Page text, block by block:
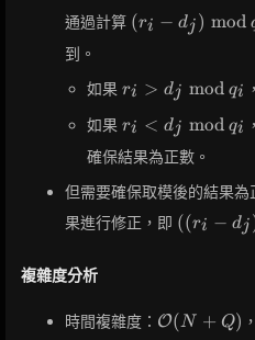
通過計算 (r_i -
q_i
(ri − dj) mod
到。
如果 r_i >
\bmod
q_i
ri > dj mod qi
如果 r_i <
\bmod
q_i
ri < dj mod qi
確保結果為正數。
但需要確保取模後的結果
果進行修正，即 ((r_i -
d_j)
\bmod
((ri − dj
複雜度分析
時間複雜度： O(N + Q)